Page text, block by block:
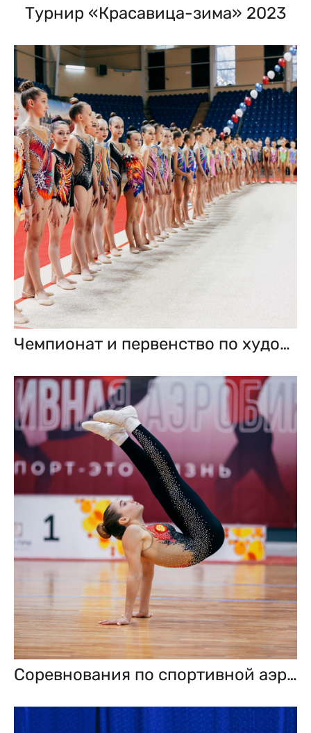
Турнир «Красавица-зима» 2023
Чемпионат и первенство по художественной гимнастике. Смоленск. Ноябрь 2022
Соревнования по спортивной аэробике. Воронеж. Декабрь 2022